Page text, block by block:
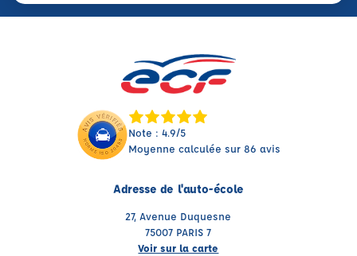
Note : 4.9/5
Moyenne calculée sur 86 avis
Adresse de l'auto-école
27, Avenue Duquesne
75007 PARIS 7
Voir sur la carte